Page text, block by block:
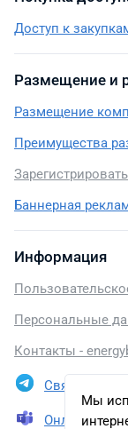
Мы
Доступ к
Размещение и
Размещение
Преимущества
Баннерная
Информация
Персональные
Контакты -
Связаться в
Онлайн